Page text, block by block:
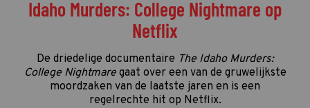
Idaho Murders: College Nightmare op
Netflix
De driedelige documentaire The Idaho Murders:
College Nightmaregaat over een van de gruwelijkste
moordzaken van de laatste jaren en is een
regelrechte hit op Netflix.